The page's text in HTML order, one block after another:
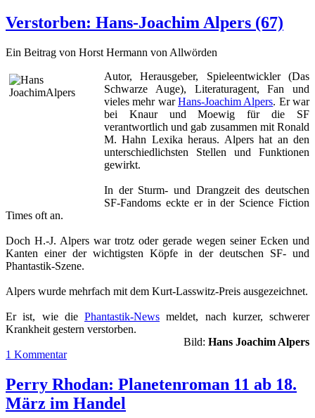
Verstorben: Hans-Joachim Alpers (67)
Ein Beitrag von Horst Hermann von Allwörden
Autor, Herausgeber, Spieleentwickler (Das
Schwarze Auge), Literaturagent, Fan und
vieles mehr warHans-Joachim Alpers. Er war
bei Knaur und Moewig für die SF
verantwortlich und gab zusammen mit Ronald
M. Hahn Lexika heraus. Alpers hat an den
unterschiedlichsten Stellen und Funktionen
gewirkt.
In der Sturm- und Drangzeit des deutschen
SF-Fandoms eckte er in der Science Fiction
Times oft an.
Doch H.-J. Alpers war trotz oder gerade wegen seiner Ecken und
Kanten einer der wichtigsten Köpfe in der deutschen SF- und
Phantastik-Szene.
Alpers wurde mehrfach mit dem Kurt-Lasswitz-Preis ausgezeichnet.
Er ist, wie die Phantastik-News meldet, nach kurzer, schwerer
Krankheit gestern verstorben.
Bild: Hans Joachim Alpers
1 Kommentar
Perry Rhodan: Planetenroman 11 ab 18.
März im Handel